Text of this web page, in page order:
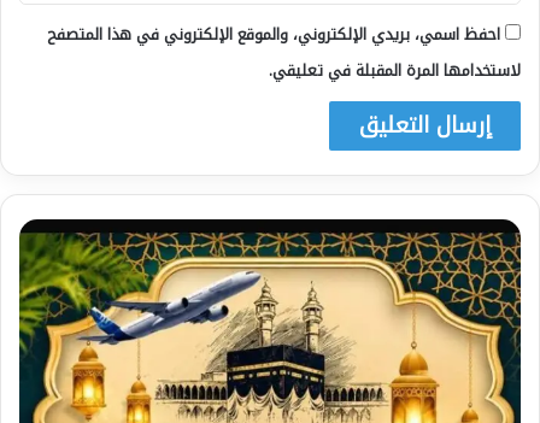
احفظ اسمي، بريدي الإلكتروني، والموقع الإلكتروني في هذا المتصفح
لاستخدامها المرة المقبلة في تعليقي.